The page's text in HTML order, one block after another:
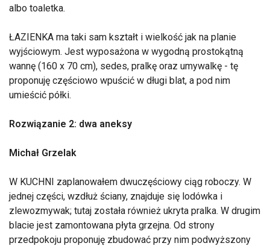
albo toaletka.
ŁAZIENKA ma taki sam kształt i wielkość jak na planie
wyjściowym. Jest wyposażona w wygodną prostokątną
wannę (160 x 70 cm), sedes, pralkę oraz umywalkę - tę
proponuję częściowo wpuścić w długi blat, a pod nim
umieścić półki.
Rozwiązanie 2: dwa aneksy
Michał Grzelak
W KUCHNI zaplanowałem dwuczęściowy ciąg roboczy. W
jednej części, wzdłuż ściany, znajduje się lodówka i
zlewozmywak; tutaj została również ukryta pralka. W drugim
blacie jest zamontowana płyta grzejna. Od strony
przedpokoju proponuję zbudować przy nim podwyższony